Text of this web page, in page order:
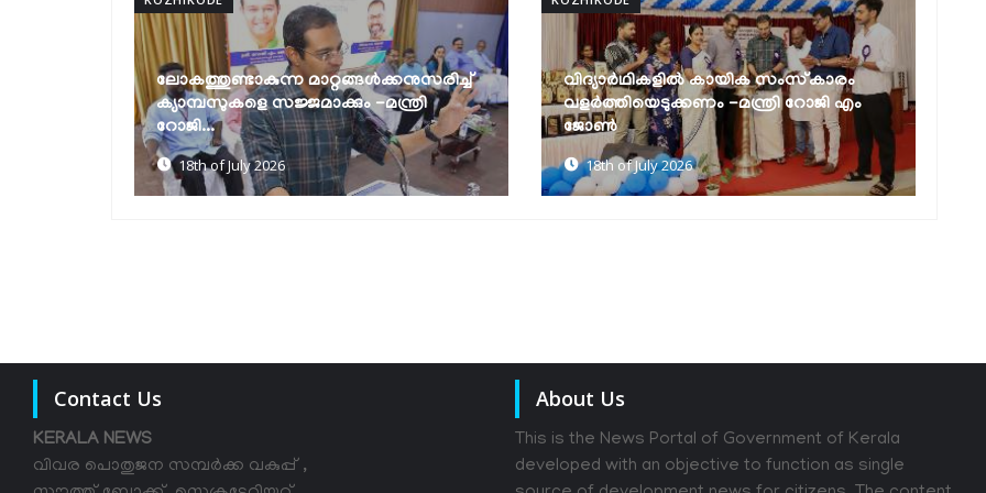
വിദ്യാർഥികളിൽ കായിക സംസ്‌കാരം
വളർത്തിയെടുക്കണം -മന്ത്രി റോജി എം
ജോൺ
18th of July 2026
കൊയിലാണ്ടി ഗവ. കോളേജിൽ കമ്പ്യൂട്ടർ
ലാബിന്റെ ഉദ്ഘാടനം മന്ത്രി റോജി എം
ജോൺ നിർവഹിച്ചു
18th of July 2026
Contact Us
KERALA NEWS
വിവര പൊതുജന സമ്പര്‍ക്ക വകുപ്പ് ,
About Us
This is the News Portal of Government of Kerala
developed with an objective to function as single